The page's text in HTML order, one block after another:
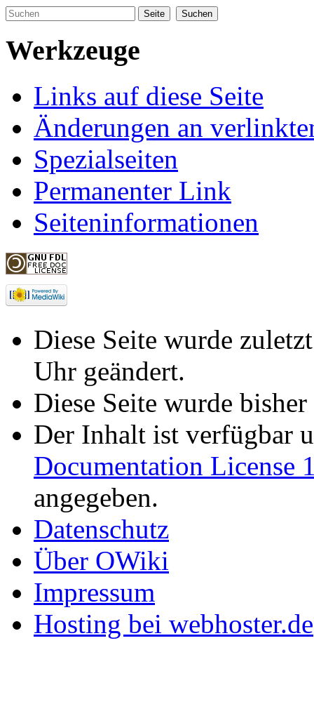
Werkzeuge
Links auf diese Seite
Änderungen an
Spezialseiten
Permanenter Link
Seiteninformationen
Diese Seite wurde
Uhr geändert.
Diese Seite wurde
Der Inhalt ist verfügbar
Documentation License
angegeben.
Datenschutz
Über OWiki
Impressum
Hosting bei webhoster.de